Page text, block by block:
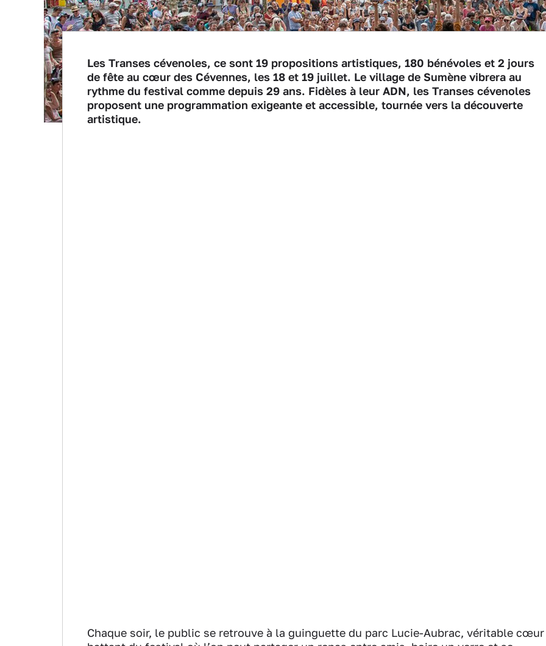
Les Transes cévenoles, ce sont 19 propositions artistiques, 180 bénévoles et 2 jours
de fête au cœur des Cévennes, les 18 et 19 juillet. Le village de Sumène vibrera au
rythme du festival comme depuis 29 ans. Fidèles à leur ADN, les Transes cévenoles
proposent une programmation exigeante et accessible, tournée vers la découverte
artistique.
Chaque soir, le public se retrouve à la guinguette du parc Lucie-Aubrac, véritable cœur